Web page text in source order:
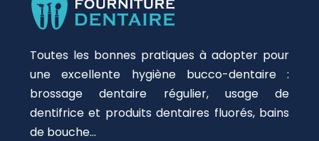
Toutes les bonnes pratiques à adopter pour
une excellente hygiène bucco-dentaire :
brossage dentaire régulier, usage de
dentifrice et produits dentaires fluorés, bains
de bouche…